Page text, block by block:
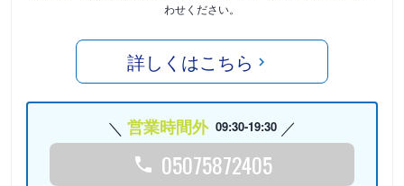
わせください。
詳しくはこちら
営業時間外 09:30-19:30
05075872405